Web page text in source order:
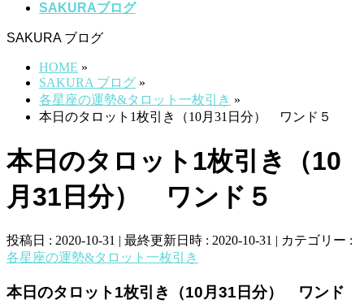
SAKURAブログ
SAKURA ブログ
HOME »
SAKURA ブログ »
各星座の運勢&タロット一枚引き »
本日のタロット1枚引き（10月31日分） ワンド５
本日のタロット1枚引き（10
月31日分） ワンド５
投稿日 : 2020-10-31 最終更新日時 : 2020-10-31
カテゴリー :
各星座の運勢&タロット一枚引き
本日のタロット1枚引き（10月31日分） ワンド